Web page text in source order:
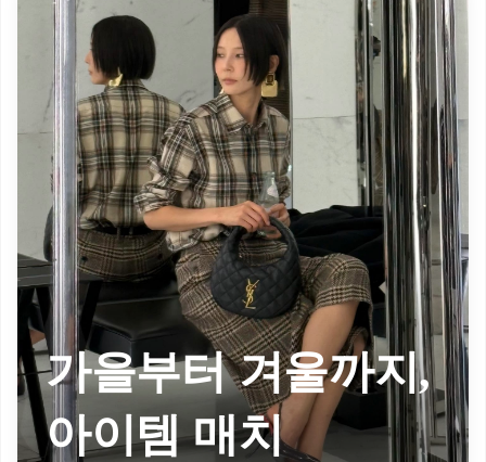
가을부터 겨울까지,
아이템 매치